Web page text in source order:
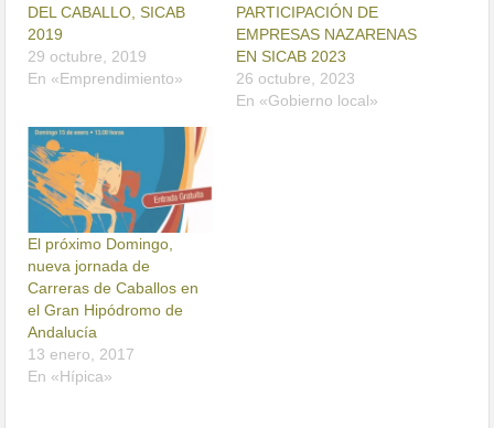
DEL CABALLO, SICAB
2019
29 octubre, 2019
En «Emprendimiento»
PARTICIPACIÓN DE
EMPRESAS NAZARENAS
EN SICAB 2023
26 octubre, 2023
En «Gobierno local»
El próximo Domingo,
nueva jornada de
Carreras de Caballos en
el Gran Hipódromo de
Andalucía
13 enero, 2017
En «Hípica»